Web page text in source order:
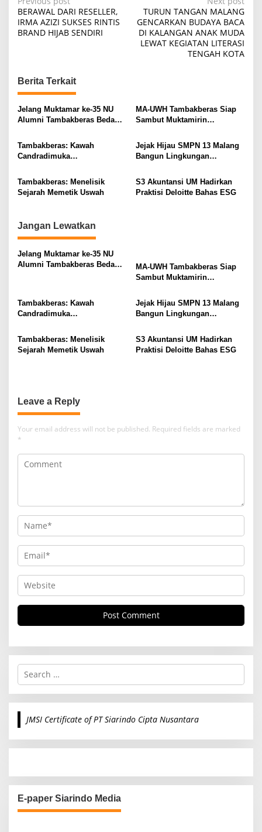
P
o
s
a
v
i
a
i
o
BERAWAL DARI RESELLER,
IRMA AZIZI SUKSES RINTIS
BRAND HIJAB SENDIRI
TURUN TANGAN MALANG
GENCARKAN BUDAYA BACA
DI KALANGAN ANAK MUDA
LEWAT KEGIATAN LITERASI
TENGAH KOTA
Berita Terkait
Jelang Muktamar ke-35 NU
Alumni Tambakberas Bedah
MA-UWH Tambakberas Siap
Sambut Muktamirin
Tambakberas: Kawah
Candradimuka
Ulama
Jejak Hijau SMPN 13 Malang
Bangun Lingkungan
Tambakberas: Menelisik
Sejarah Memetik Uswah
S3 Akuntansi UM Hadirkan
Praktisi Deloitte Bahas ESG
Jangan Lewatkan
Jelang Muktamar ke-35 NU
Alumni Tambakberas Bedah
MA-UWH Tambakberas Siap
Sambut Muktamirin
Tambakberas: Kawah
Candradimuka
Ulama
Jejak Hijau SMPN 13 Malang
Bangun Lingkungan
Tambakberas: Menelisik
Sejarah Memetik Uswah
S3 Akuntansi UM Hadirkan
Praktisi Deloitte Bahas ESG
Leave a Reply
Your email address will not be published. Required fields are marked
*
S
r
c
o
JMSI Certificate of PT Siarindo Cipta Nusantara
E-paper Siarindo Media